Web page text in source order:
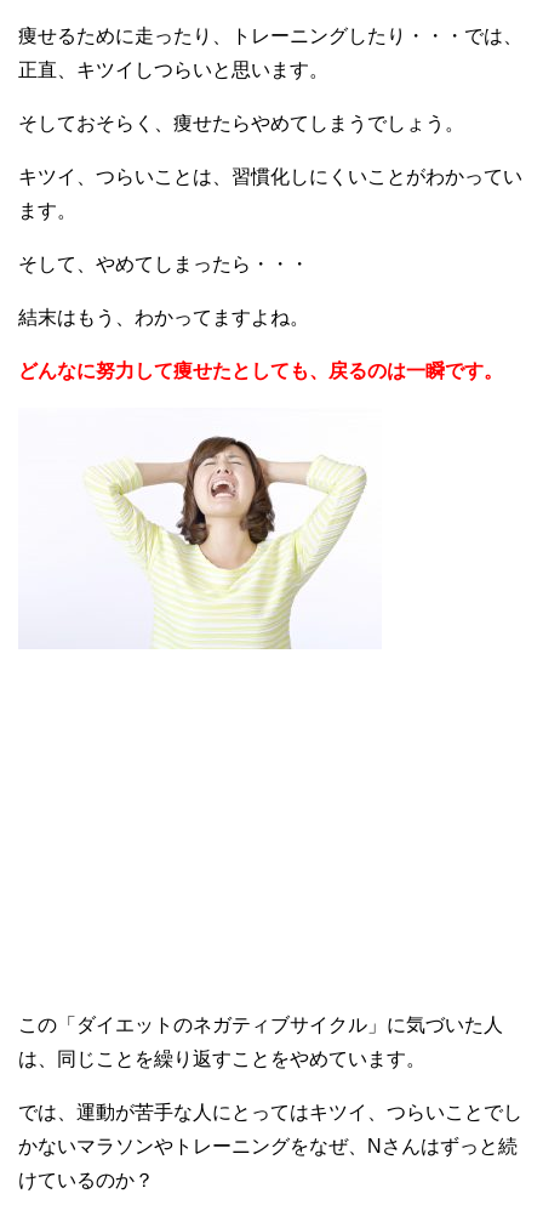
痩せるために走ったり、トレーニングしたり・・・では、
正直、キツイしつらいと思います。
そしておそらく、痩せたらやめてしまうでしょう。
キツイ、つらいことは、習慣化しにくいことがわかってい
ます。
そして、やめてしまったら・・・
結末はもう、わかってますよね。
どんなに努力して痩せたとしても、戻るのは一瞬です。
この「ダイエットのネガティブサイクル」に気づいた人
は、同じことを繰り返すことをやめています。
では、運動が苦手な人にとってはキツイ、つらいことでし
かないマラソンやトレーニングをなぜ、Nさんはずっと続
けているのか？